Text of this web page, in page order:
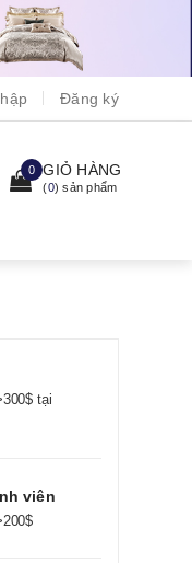
Đăng ký
0 GIỎ HÀNG
(0) sản phẩm
tại
viên